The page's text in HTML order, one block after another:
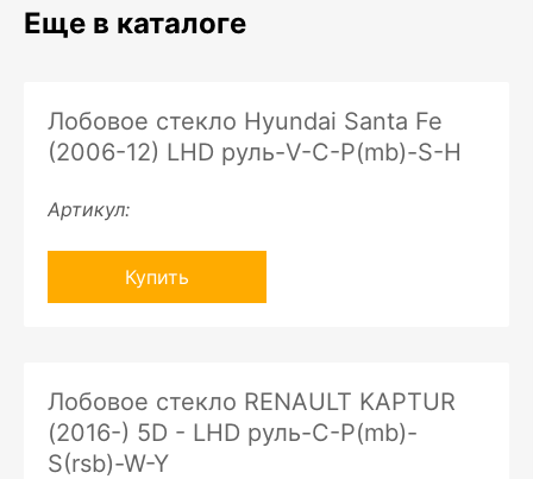
Еще в каталоге
Лобовое стекло Hyundai Santa Fe
(2006-12) LHD руль-V-C-P(mb)-S-H
Артикул:
Купить
Лобовое стекло RENAULT KAPTUR
(2016-) 5D - LHD руль-C-P(mb)-
S(rsb)-W-Y